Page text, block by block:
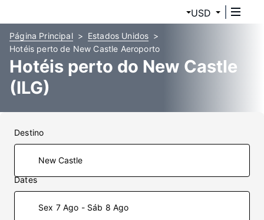
USD
Página Principal
Estados Unidos
Hotéis perto de New Castle Aeroporto
Hotéis perto do New Castle
(ILG)
Destino
Dates
Sex 7 Ago - Sáb 8 Ago